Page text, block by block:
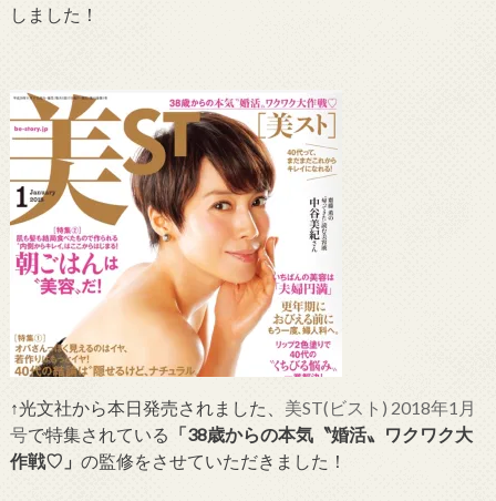
しました！
↑光文社から本日発売されました、 美ST(ビスト) 2018年1月
号で特集されている 「38歳からの本気〝婚活〟ワクワク大
作戦♡」 の監修をさせていただきました！